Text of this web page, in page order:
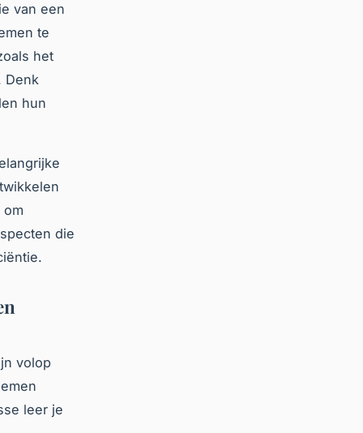
van een
te
het
Denk
hun
die
volop
leer je